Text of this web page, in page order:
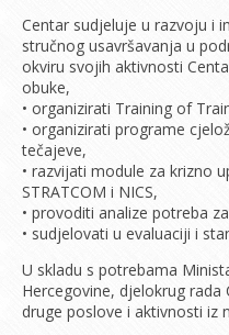
Centar sudjeluje u razvoju i
stručnog usavršavanja u
okviru svojih aktivnosti
obuke,
• organizirati Training of
• organizirati programe
tečajeve,
• razvijati module za krizno
STRATCOM i NICS,
• provoditi analize potreba
• sudjelovati u evaluaciji i
U skladu s potrebama
Hercegovine, djelokrug
druge poslove i aktivnosti iz